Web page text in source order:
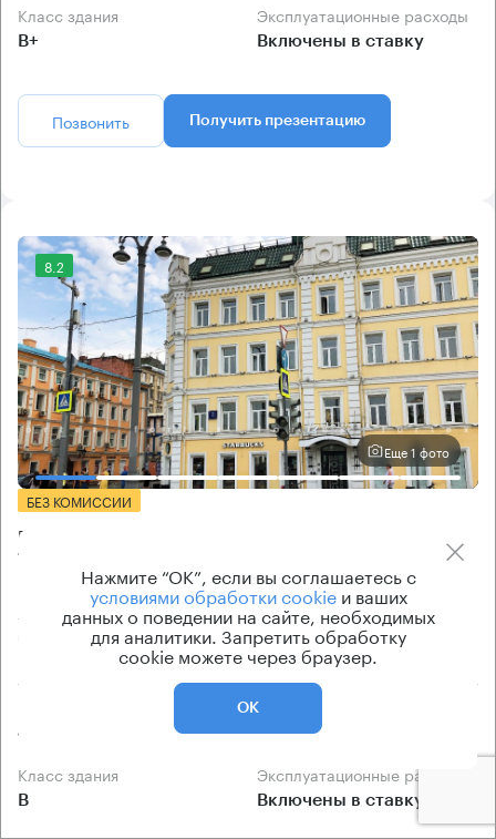
Класс здания
B+
Эксплуатационные расходы
Включены в ставку
Позвонить Получить презентацию
8.2
Еще 1 фото
БЕЗ КОМИССИИ
Бизнес-центр
Тверская Застава 2 с2
Москва, площадь Тверская Застава, 2 с2
Маяковская → 990 м ~ 10 мин
1335 кв.м от 45 000 Р/м² в год
Класс здания
B
Эксплуатационные расходы
Включены в ставку
Нажмите “ОК”, если вы соглашаетесь с
условиями обработки cookieи ваших
данных о поведении на сайте, необходимых
для аналитики. Запретить обработку
cookie можете через браузер.
ОК